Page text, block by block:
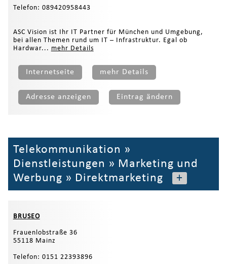
Telefon: 089420958443
ASC Vision ist Ihr IT Partner für München und Umgebung,
bei allen Themen rund um IT – Infrastruktur. Egal ob
Hardwar... mehr Details
Internetseite mehr Details
Adresse anzeigen Eintrag ändern
Telekommunikation »
Dienstleistungen » Marketing und
Werbung » Direktmarketing +
BRUSEO
Frauenlobstraße 36
55118 Mainz
Telefon: 0151 22393896